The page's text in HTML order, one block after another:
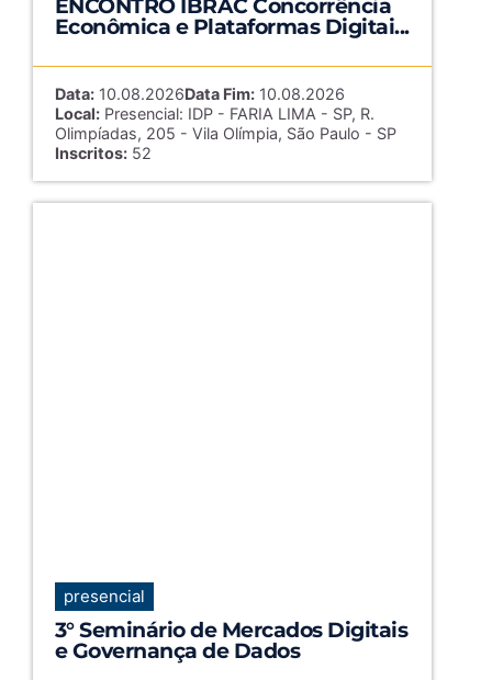
ENCONTRO IBRAC Concorrência
Econômica e Plataformas Digitai...
Data:10.08.2026Data Fim:10.08.2026
Local:Presencial: IDP - FARIA LIMA - SP, R.
Olimpíadas, 205 - Vila Olímpia, São Paulo - SP
Inscritos:52
presencial
3° Seminário de Mercados Digitais
e Governança de Dados